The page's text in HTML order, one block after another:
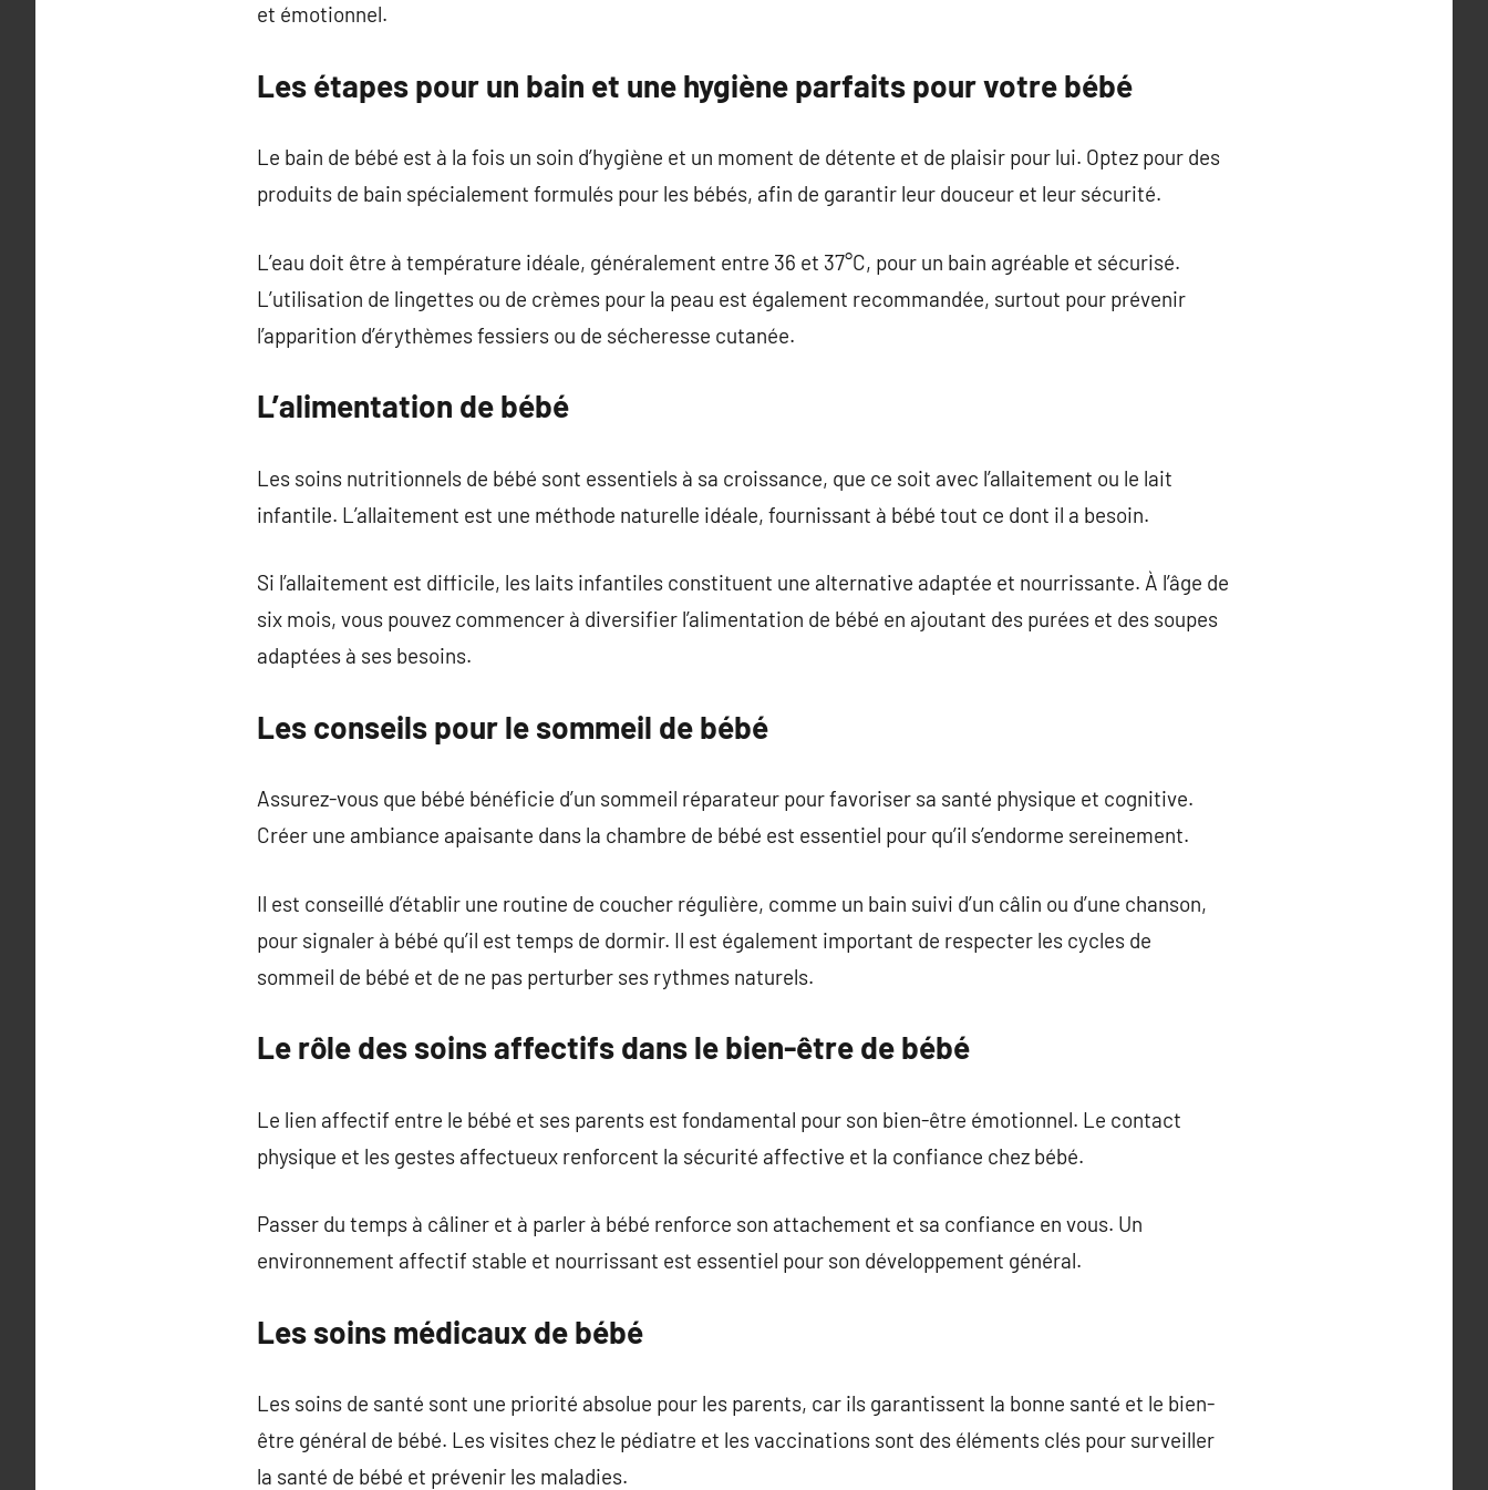
et émotionnel.
Les étapes pour un bain et une hygiène parfaits pour votre bébé
Le bain de bébé est à la fois un soin d’hygiène et un moment de détente et de plaisir pour lui. Optez pour des
produits de bain spécialement formulés pour les bébés, afin de garantir leur douceur et leur sécurité.
L’eau doit être à température idéale, généralement entre 36 et 37°C, pour un bain agréable et sécurisé.
L’utilisation de lingettes ou de crèmes pour la peau est également recommandée, surtout pour prévenir
l’apparition d’érythèmes fessiers ou de sécheresse cutanée.
L’alimentation de bébé
Les soins nutritionnels de bébé sont essentiels à sa croissance, que ce soit avec l’allaitement ou le lait
infantile. L’allaitement est une méthode naturelle idéale, fournissant à bébé tout ce dont il a besoin.
Si l’allaitement est difficile, les laits infantiles constituent une alternative adaptée et nourrissante. À l’âge de
six mois, vous pouvez commencer à diversifier l’alimentation de bébé en ajoutant des purées et des soupes
adaptées à ses besoins.
Les conseils pour le sommeil de bébé
Assurez-vous que bébé bénéficie d’un sommeil réparateur pour favoriser sa santé physique et cognitive.
Créer une ambiance apaisante dans la chambre de bébé est essentiel pour qu’il s’endorme sereinement.
Il est conseillé d’établir une routine de coucher régulière, comme un bain suivi d’un câlin ou d’une chanson,
pour signaler à bébé qu’il est temps de dormir. Il est également important de respecter les cycles de
sommeil de bébé et de ne pas perturber ses rythmes naturels.
Le rôle des soins affectifs dans le bien-être de bébé
Le lien affectif entre le bébé et ses parents est fondamental pour son bien-être émotionnel. Le contact
physique et les gestes affectueux renforcent la sécurité affective et la confiance chez bébé.
Passer du temps à câliner et à parler à bébé renforce son attachement et sa confiance en vous. Un
environnement affectif stable et nourrissant est essentiel pour son développement général.
Les soins médicaux de bébé
Les soins de santé sont une priorité absolue pour les parents, car ils garantissent la bonne santé et le bien-
être général de bébé. Les visites chez le pédiatre et les vaccinations sont des éléments clés pour surveiller
la santé de bébé et prévenir les maladies.